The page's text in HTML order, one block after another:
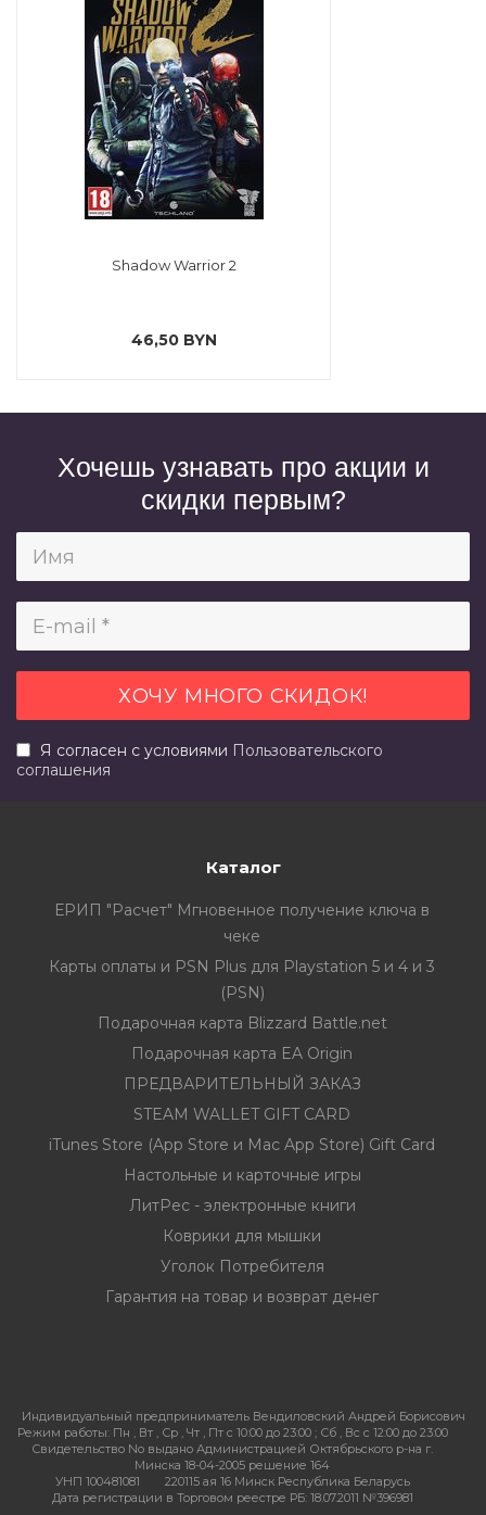
Shadow Warrior 2
46,50 BYN
Хочешь узнавать про акции и
скидки первым?
Я согласен с условиями Пользовательского
соглашения
Каталог
ЕРИП "Расчет" Мгновенное получение ключа в
чеке
Карты оплаты и PSN Plus для Playstation 5 и 4 и 3
(PSN)
Подарочная карта Blizzard Battle.net
Подарочная карта EA Origin
ПРЕДВАРИТЕЛЬНЫЙ ЗАКАЗ
STEAM WALLET GIFT CARD
iTunes Store (App Store и Mac App Store) Gift Card
Настольные и карточные игры
ЛитРес - электронные книги
Коврики для мышки
Уголок Потребителя
Гарантия на товар и возврат денег
Индивидуальный предприниматель Вендиловский Андрей Борисович
Режим работы: Пн , Вт , Ср , Чт , Пт c 10:00 до 23:00 ; Сб , Вс c 12:00 до 23:00
Свидетельство No выдано Администрацией Октябрьского р-на г.
Минска 18-04-2005 решение 164
УНП 100481081
220115 ая 16 Минск Республика Беларусь
Дата регистрации в Торговом реестре РБ: 18.07.2011 №396981